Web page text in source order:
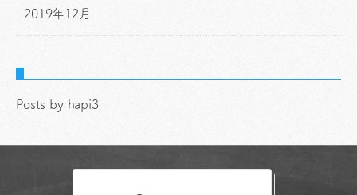
2019年12月
Posts by hapi3